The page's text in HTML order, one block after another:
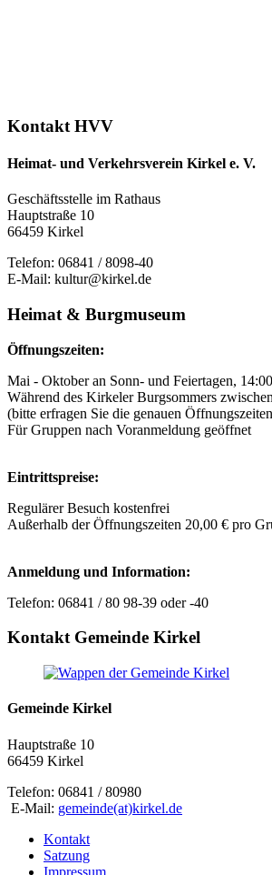
Kontakt HVV
Heimat- und Verkehrsverein Kirkel e. V.
Geschäftsstelle im Rathaus
Hauptstraße 10
66459 Kirkel
Telefon: 06841 / 8098-40
E-Mail: kultur@kirkel.de
Heimat & Burgmuseum
Öffnungszeiten:
Mai - Oktober an Sonn- und Feiertagen,
Während des Kirkeler Burgsommers
(bitte erfragen Sie die genauen
Für Gruppen nach Voranmeldung geöffnet
Eintrittspreise:
Regulärer Besuch kostenfrei
Außerhalb der Öffnungszeiten 20,00 € pro
Anmeldung und Information:
Telefon: 06841 / 80 98-39 oder -40
Kontakt Gemeinde Kirkel
Gemeinde Kirkel
Hauptstraße 10
66459 Kirkel
Telefon: 06841 / 80980
E-Mail: gemeinde(at)kirkel.de
Kontakt
Satzung
Impressum